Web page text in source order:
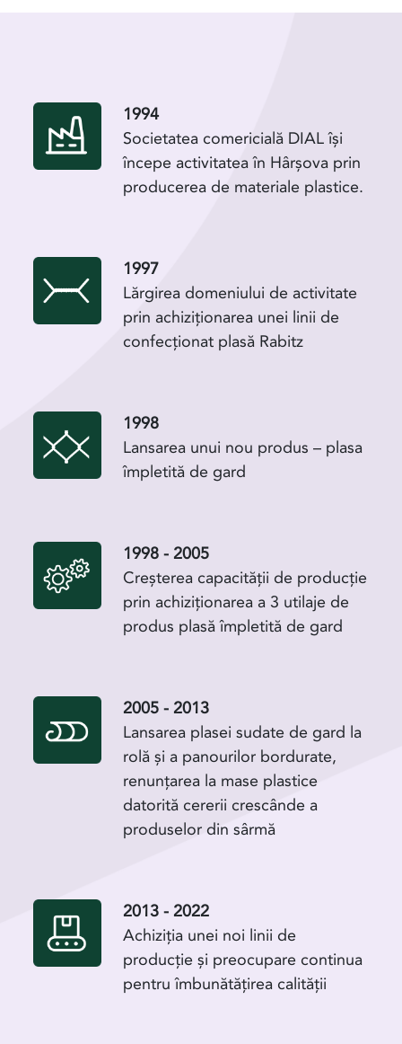
1994
Societatea comericială DIAL își
începe activitatea în Hârșova prin
producerea de materiale plastice.
1997
Lărgirea domeniului de activitate
prin achiziționarea unei linii de
confecționat plasă Rabitz
1998
Lansarea unui nou produs – plasa
împletită de gard
1998 - 2005
Creșterea capacității de producție
prin achiziționarea a 3 utilaje de
produs plasă împletită de gard
2005 - 2013
Lansarea plasei sudate de gard la
rolă și a panourilor bordurate,
renunțarea la mase plastice
datorită cererii crescânde a
produselor din sârmă
2013 - 2022
Achiziția unei noi linii de
producție și preocupare continua
pentru îmbunătățirea calității